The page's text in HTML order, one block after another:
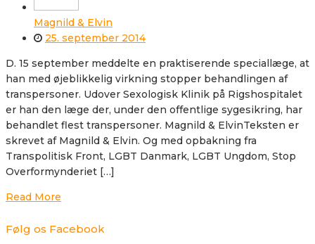
Magnild & Elvin
25. september 2014
D. 15 september meddelte en praktiserende speciallæge, at
han med øjeblikkelig virkning stopper behandlingen af
transpersoner. Udover Sexologisk Klinik på Rigshospitalet
er han den læge der, under den offentlige sygesikring, har
behandlet flest transpersoner. Magnild & ElvinTeksten er
skrevet af Magnild & Elvin. Og med opbakning fra
Transpolitisk Front, LGBT Danmark, LGBT Ungdom, Stop
Overformynderiet […]
Read More
Følg os Facebook